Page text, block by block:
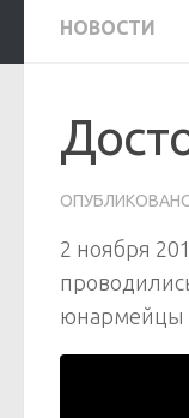
НОВОСТИ
2 ноября
юнармейцы